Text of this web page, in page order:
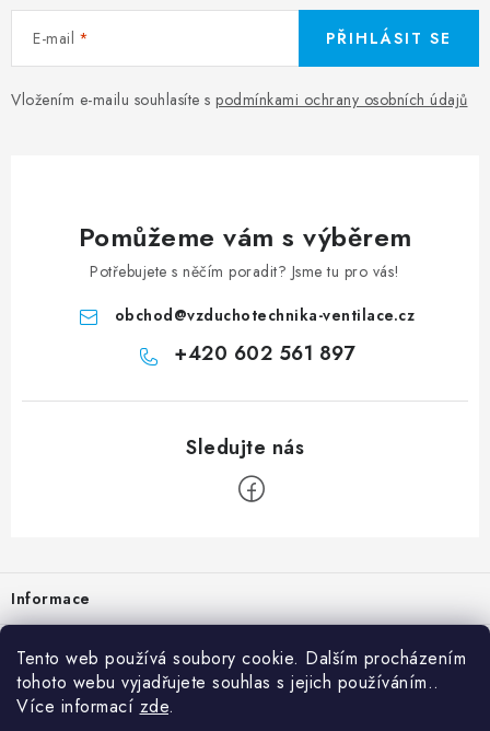
Tento web používá soubory cookie. Dalším procházením
tohoto webu vyjadřujete souhlas s jejich používáním..
Více informací zde.
E-mail
Vložením e-mailu souhlasíte s podmínkami ochrany osobních údajů
PŘIHLÁSIT SE
Pomůžeme vám s výběrem
Potřebujete s něčím poradit? Jsme tu pro vás!
obchod@vzduchotechnika-ventilace.cz
+420 602 561 897
Informace
Prodejna
Rady a tipy